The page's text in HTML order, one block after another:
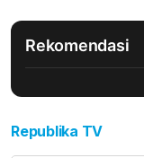
Rekomendasi
Republika TV